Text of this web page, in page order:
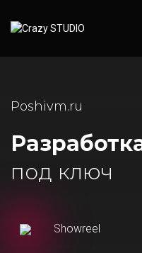
Poshivm.ru
под ключ
Showreel